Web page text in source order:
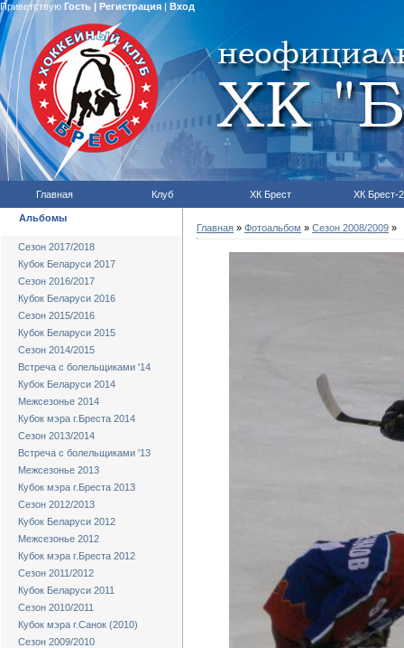
Приветствую Гость | Регистрация| Вход
Главная Клуб ХК Брест ХК Брест-2
Альбомы
Сезон 2017/2018
Кубок Беларуси 2017
Сезон 2016/2017
Кубок Беларуси 2016
Сезон 2015/2016
Кубок Беларуси 2015
Сезон 2014/2015
Встреча с болельщиками '14
Кубок Беларуси 2014
Межсезонье 2014
Кубок мэра г.Бреста 2014
Сезон 2013/2014
Встреча с болельщиками '13
Межсезонье 2013
Кубок мэра г.Бреста 2013
Сезон 2012/2013
Кубок Беларуси 2012
Межсезонье 2012
Кубок мэра г.Бреста 2012
Сезон 2011/2012
Кубок Беларуси 2011
Сезон 2010/2011
Кубок мэра г.Санок (2010)
Сезон 2009/2010
Главная » Фотоальбом » Сезон 2008/2009 »